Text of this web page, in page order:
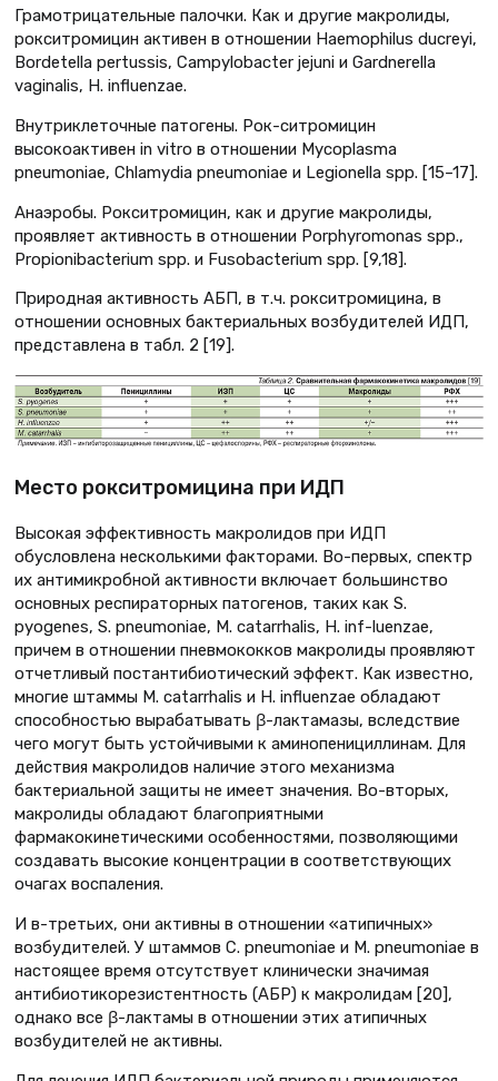
Грамотрицательные палочки. Как и другие макролиды,
рокситромицин активен в отношении Haemophilus ducreyi,
Bordetella pertussis, Campylobacter jejuni и Gardnerella
vaginalis, H. influenzае.
Внутриклеточные патогены. Рок-ситромицин
высокоактивен in vitro в отношении Mycoplasma
pneumoniae, Chlamydia pneumoniae и Legionella spp. [15–17].
Анаэробы. Рокситромицин, как и другие макролиды,
проявляет активность в отношении Porphyromonas spp.,
Propionibacterium spp. и Fusobacterium spp. [9,18].
Природная активность АБП, в т.ч. рокситромицина, в
отношении основных бактериальных возбудителей ИДП,
представлена в табл. 2 [19].
Место рокситромицина при ИДП
Высокая эффективность макролидов при ИДП
обусловлена несколькими факторами. Во-первых, спектр
их антимикробной активности включает большинство
основных респираторных патогенов, таких как S.
pyogenes, S. pneumoniae, M. catarrhalis, H. inf-luenzae,
причем в отношении пневмококков макролиды проявляют
отчетливый постантибиотический эффект. Как известно,
многие штаммы M. catarrhalis и H. influenzae обладают
способностью вырабатывать β-лактамазы, вследствие
чего могут быть устойчивыми к аминопенициллинам. Для
действия макролидов наличие этого механизма
бактериальной защиты не имеет значения. Во-вторых,
макролиды обладают благоприятными
фармакокинетическими особенностями, позволяющими
создавать высокие концентрации в соответствующих
очагах воспаления.
И в-третьих, они активны в отношении «атипичных»
возбудителей. У штаммов C. pneumoniae и M. pneumoniae в
настоящее время отсутствует клинически значимая
антибиотикорезистентность (АБР) к макролидам [20],
однако все β-лактамы в отношении этих атипичных
возбудителей не активны.